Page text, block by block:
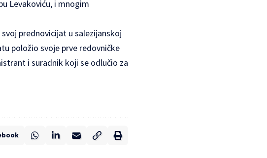
Levakoviću, i mnogim
prednovicijat u salezijanskoj
položio svoje prve redovničke
i suradnik koji se odlučio za